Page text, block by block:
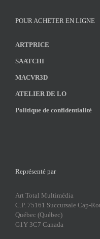
POUR ACHETER EN LIGNE
ARTPRICE
SAATCHI
MACVR3D
ATELIER DE LO
Politique de confidentialité
Représenté par
Art Total Multimédia
C.P. 75161 Succursale Cap-
Québec (Québec)
G1Y 3C7 Canada